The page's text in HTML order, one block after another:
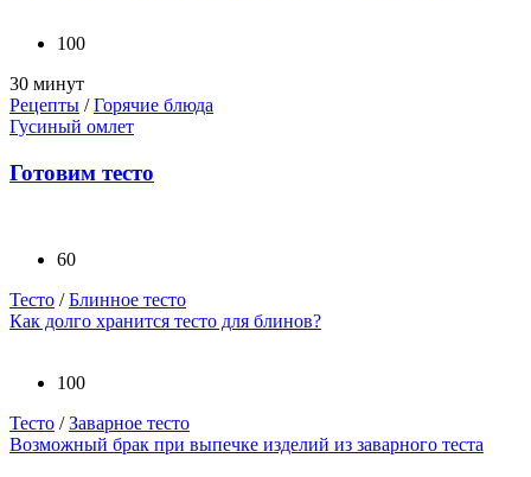
100
30 минут
Рецепты /Горячие блюда
Гусиный омлет
Готовим тесто
60
Тесто /Блинное тесто
Как долго хранится тесто для блинов?
100
Тесто /Заварное тесто
Возможный брак при выпечке изделий из заварного теста